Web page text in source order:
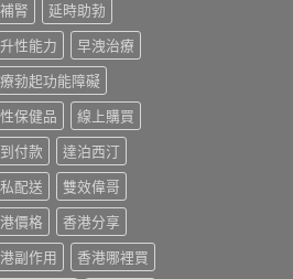
腎
延時助勃
性能力
早洩治療
勃起功能障礙
保健品
線上購買
付款
達泊西汀
配送
雙效偉哥
價格
香港分享
副作用
香港哪裡買